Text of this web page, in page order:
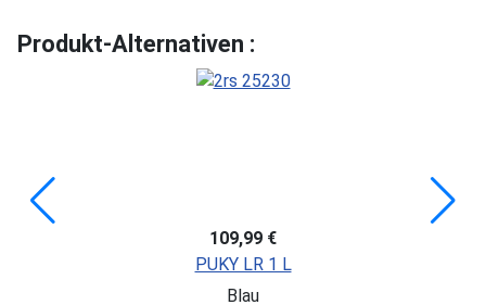
Produkt-Alternativen :
109,99 €
PUKY LR 1 L
Blau